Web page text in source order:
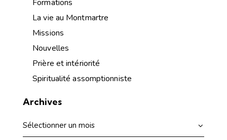
Formations
La vie au Montmartre
Missions
Nouvelles
Prière et intériorité
Spiritualité assomptionniste
Archives